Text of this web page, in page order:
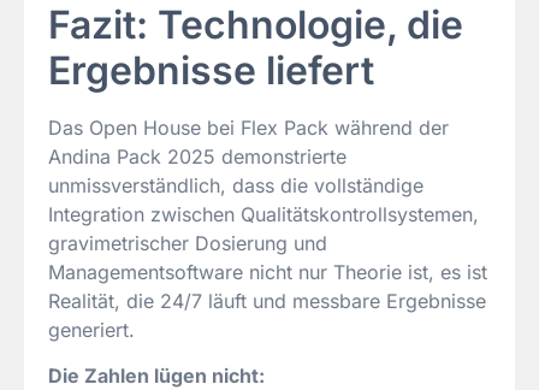
Fazit: Technologie, die
Ergebnisse liefert
Das Open House bei Flex Pack während der
Andina Pack 2025 demonstrierte
unmissverständlich, dass die vollständige
Integration zwischen Qualitätskontrollsystemen,
gravimetrischer Dosierung und
Managementsoftware nicht nur Theorie ist, es ist
Realität, die 24/7 läuft und messbare Ergebnisse
generiert.
Die Zahlen lügen nicht: